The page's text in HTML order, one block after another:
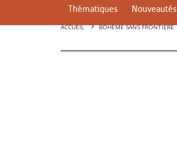
Thématiques Nouveautés
ACCUEIL BOHÈME SANS FRONTIÈRE